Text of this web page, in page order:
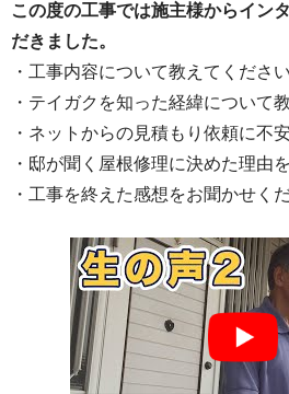
この度の工事では施主様からイン
だきました。
・工事内容について教えてください
・テイガクを知った経緯について
・ネットからの見積もり依頼に不
・邸が聞く屋根修理に決めた理由
・工事を終えた感想をお聞かせく